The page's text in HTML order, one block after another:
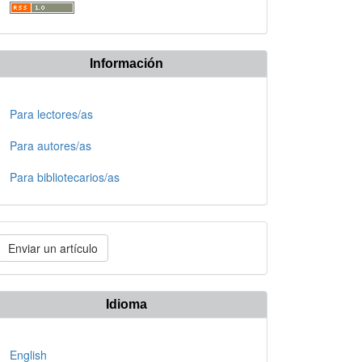
Información
Para lectores/as
Para autores/as
Para bibliotecarios/as
Enviar un artículo
Idioma
English